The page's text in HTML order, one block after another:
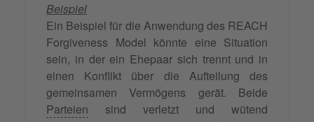
Beispiel
Ein Beispiel für die Anwendung des REACH
Forgiveness Model könnte eine Situation
sein, in der ein Ehepaar sich trennt und in
einen Konflikt über die Aufteilung des
gemeinsamen Vermögens gerät. Beide
Parteien sind verletzt und wütend